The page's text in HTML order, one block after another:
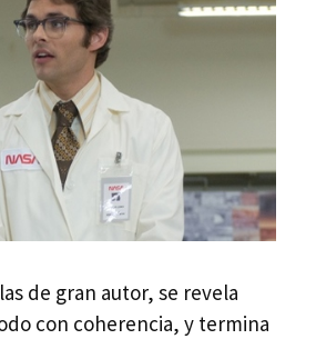
de gran autor, se revela
con coherencia, y termina